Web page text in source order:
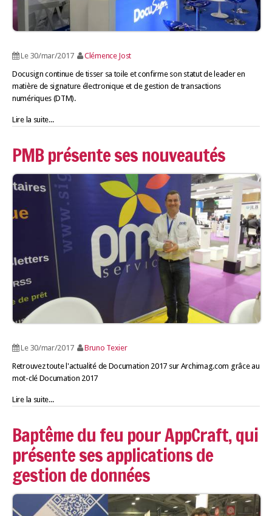
LES BASES
L'ESPACE EMPLOII
L'ANNUAIRE DES ACTEURS
LES LIVRES TEST5
LES SUPPLÉMENTS
NOS OFFRES D'ABONNEMENTS
Le 30/mar/2017
Clémence Jost
Docusign continue de tisser sa toile et confirme son statut de leader en
matière de signature électronique et de gestion de transactions
numériques (DTM).
Lire la suite...
PMB présente ses nouveautés
Le 30/mar/2017
Bruno Texier
Retrouvez toute l'actualité de Documation 2017 sur Archimag.com grâce au
mot-clé Documation 2017
Lire la suite...
Baptême du feu pour AppCraft, qui
présente ses applications de
gestion de données